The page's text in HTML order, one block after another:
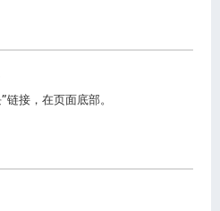
链接，在页面底部。